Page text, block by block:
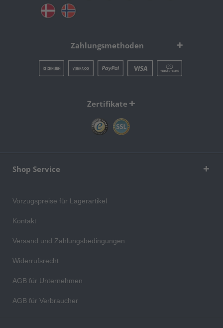
Zahlungsmethoden
Zertifikate
Shop Service
Vorzugspreise für Lagerartikel
Kontakt
Versand und Zahlungsbedingungen
Widerrufsrecht
AGB für Unternehmen
AGB für Verbraucher